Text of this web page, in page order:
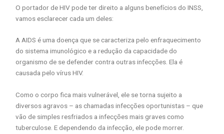
O portador de HIV pode ter direito a alguns benefícios do INSS,
vamos esclarecer cada um deles:
A AIDS é uma doença que se caracteriza pelo enfraquecimento
do sistema imunológico e a redução da capacidade do
organismo de se defender contra outras infecções. Ela é
causada pelo vírus HIV.
Como o corpo fica mais vulnerável, ele se torna sujeito a
diversos agravos – as chamadas infecções oportunistas – que
vão de simples resfriados a infecções mais graves como
tuberculose. E dependendo da infecção, ele pode morrer.